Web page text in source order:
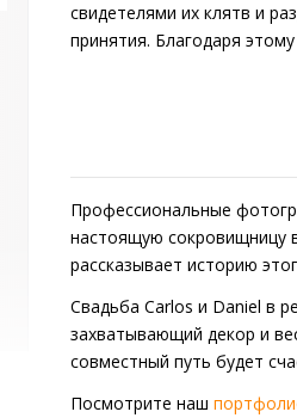
свидетелями их клятв и
принятия. Благодаря
Профессиональные
настоящую сокровищницу
рассказывает историю
Свадьба Carlos и Daniel в
захватывающий декор и
совместный путь будет
Посмотрите наш